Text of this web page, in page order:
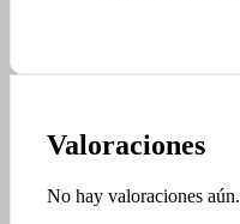
Valoraciones
No hay valoraciones aún.